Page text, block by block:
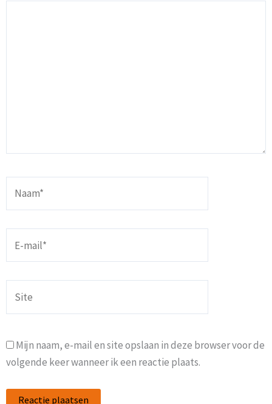
mail*
Mijn naam, e-mail en site opslaan in deze browser voor de
volgende keer wanneer ik een reactie plaats.